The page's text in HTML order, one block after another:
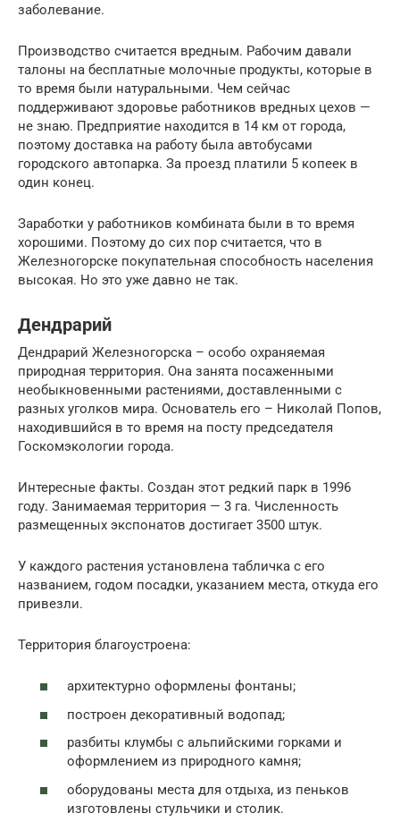
заболевание.
Производство считается вредным. Рабочим давали
талоны на бесплатные молочные продукты, которые в
то время были натуральными. Чем сейчас
поддерживают здоровье работников вредных цехов —
не знаю. Предприятие находится в 14 км от города,
поэтому доставка на работу была автобусами
городского автопарка. За проезд платили 5 копеек в
один конец.
Заработки у работников комбината были в то время
хорошими. Поэтому до сих пор считается, что в
Железногорске покупательная способность населения
высокая. Но это уже давно не так.
Дендрарий
Дендрарий Железногорска – особо охраняемая
природная территория. Она занята посаженными
необыкновенными растениями, доставленными с
разных уголков мира. Основатель его – Николай Попов,
находившийся в то время на посту председателя
Госкомэкологии города.
Интересные факты. Создан этот редкий парк в 1996
году. Занимаемая территория — 3 га. Численность
размещенных экспонатов достигает 3500 штук.
У каждого растения установлена табличка с его
названием, годом посадки, указанием места, откуда его
привезли.
Территория благоустроена:
архитектурно оформлены фонтаны;
построен декоративный водопад;
разбиты клумбы с альпийскими горками и
оформлением из природного камня;
оборудованы места для отдыха, из пеньков
изготовлены стульчики и столик.